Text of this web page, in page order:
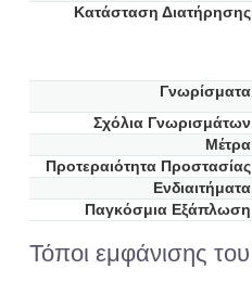
Κατάσταση Διατήρησης
Γνωρίσματα
Σχόλια Γνωρισμάτων
Μέτρα
Προτεραιότητα Προστασίας
Ενδιαιτήματα
Παγκόσμια Εξάπλωση
Τόποι εμφάνισης